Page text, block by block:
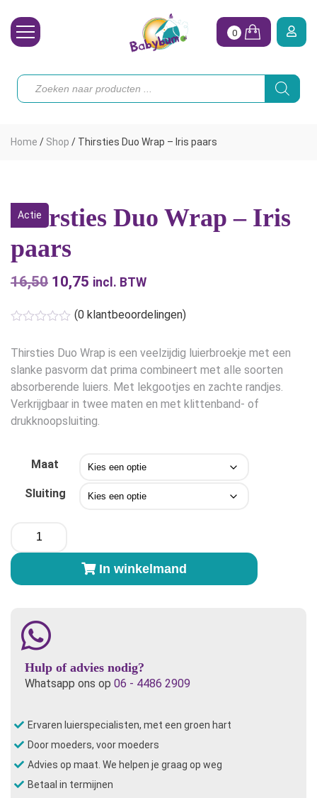
Toebehoren
Onze merken
Hoe begin ik?
0
Producten
zoeken
Home / Shop / Thirsties Duo Wrap – Iris paars
Actie
Thirsties Duo Wrap – Iris
paars
16,50 Oorspronkelijke
was:
€16,50.
10,75 Huidige
€10,75.
incl. BTW
(0 klantbeoordelingen)
Thirsties Duo Wrap is een veelzijdig luierbroekje met een
slanke pasvorm dat prima combineert met alle soorten
absorberende luiers. Met lekgootjes en zachte randjes.
Verkrijgbaar in twee maten en met klittenband- of
drukknoopsluiting.
Maat
Sluiting
Thirsties
Wrap
-
aantal
In winkelmand
Hulp of advies nodig?
Whatsapp ons op 06 - 4486 2909
Ervaren luierspecialisten, met een groen hart
Door moeders, voor moeders
Advies op maat. We helpen je graag op weg
Betaal in termijnen